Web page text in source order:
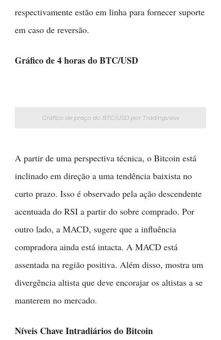
respectivamente estão em linha para fornecer suporte
em caso de reversão.
Gráfico de 4 horas do BTC/USD
Gráfico de preço do BTC/USD por Tradingview
A partir de uma perspectiva técnica, o Bitcoin está
inclinado em direção a uma tendência baixista no
curto prazo. Isso é observado pela ação descendente
acentuada do RSI a partir do sobre comprado. Por
outro lado, a MACD, sugere que a influência
compradora ainda está intacta. A MACD está
assentada na região positiva. Além disso, mostra um
divergência altista que deve encorajar os altistas a se
manterem no mercado.
Níveis Chave Intradiários do Bitcoin